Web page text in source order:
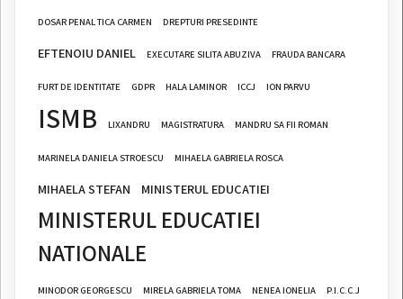
DOSAR PENAL TICA CARMEN DREPTURI PRESEDINTE
EFTENOIU DANIEL EXECUTARE SILITA ABUZIVA FRAUDA BANCARA
FURT DE IDENTITATE GDPR HALA LAMINOR ICCJ ION PARVU
ISMB LIXANDRU MAGISTRATURA MANDRU SA FII ROMAN
MARINELA DANIELA STROESCU MIHAELA GABRIELA ROSCA
MIHAELA STEFAN MINISTERUL EDUCATIEI
MINISTERUL EDUCATIEI
NATIONALE
MINODOR GEORGESCU MIRELA GABRIELA TOMA NENEA IONELIA P.I.C.C.J